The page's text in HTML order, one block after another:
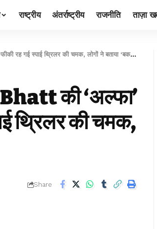
राष्ट्रीय अंतर्राष्ट्रीय राजनीति ताज़ा
स्पाई थ्रिलर की चमक, लोगों ने बताया ‘बकवास’
की ‘अल्फा’
थ्रिलर की चमक,
Share